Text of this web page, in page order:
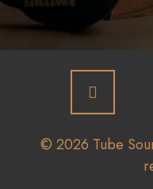
© 2026 Tube